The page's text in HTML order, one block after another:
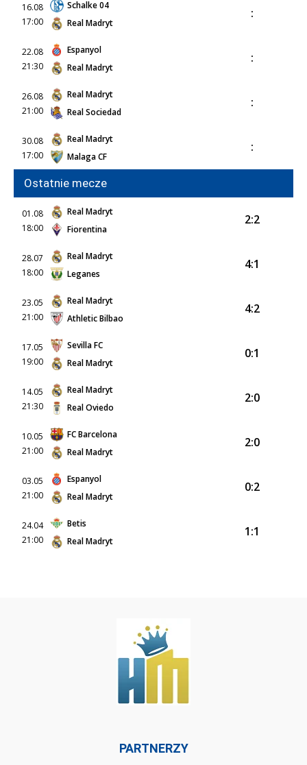
16.08
17:00
Schalke 04
Real Madryt
:
22.08
21:30
Espanyol
Real Madryt
:
26.08
21:00
Real Madryt
Real Sociedad
:
30.08
17:00
Real Madryt
Malaga CF
:
Ostatnie mecze
01.08
18:00
Real Madryt
Fiorentina
2:2
28.07
18:00
Real Madryt
Leganes
4:1
23.05
21:00
Real Madryt
Athletic Bilbao
4:2
17.05
19:00
Sevilla FC
Real Madryt
0:1
14.05
21:30
Real Madryt
Real Oviedo
2:0
10.05
21:00
FC Barcelona
Real Madryt
2:0
03.05
21:00
Espanyol
Real Madryt
0:2
24.04
21:00
Betis
Real Madryt
1:1
PARTNERZY